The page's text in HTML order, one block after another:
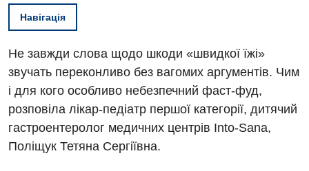
Вакансії
Заходи БПР
Діагностика
Навігація
Не завжди слова щодо шкоди «швидкої їжі»
звучать переконливо без вагомих аргументів. Чим
і для кого особливо небезпечний фаст-фуд,
розповіла лікар-педіатр першої категорії, дитячий
гастроентеролог медичних центрів Into-Sana,
Поліщук Тетяна Сергіївна.